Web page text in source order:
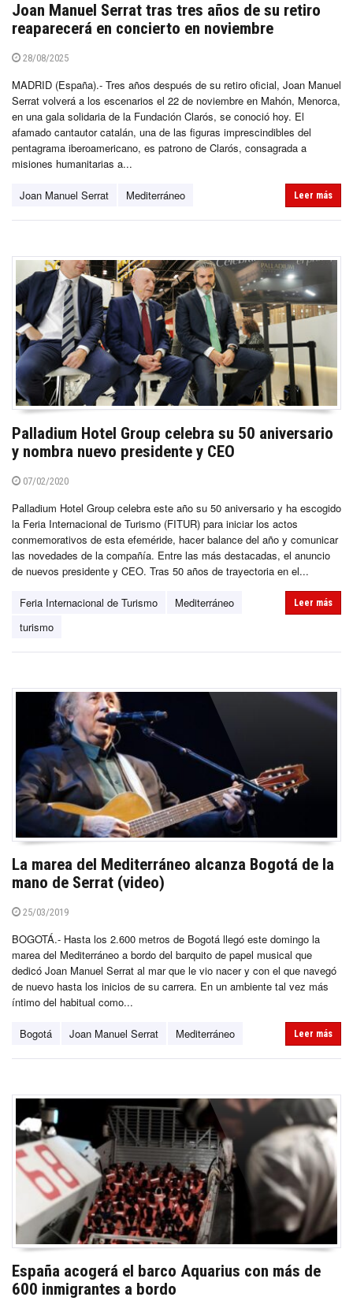
Joan Manuel Serrat tras tres años de su retiro
reaparecerá en concierto en noviembre
28/08/2025
MADRID (España).- Tres años después de su retiro oficial, Joan Manuel
Serrat volverá a los escenarios el 22 de noviembre en Mahón, Menorca,
en una gala solidaria de la Fundación Clarós, se conoció hoy. El
afamado cantautor catalán, una de las figuras imprescindibles del
pentagrama iberoamericano, es patrono de Clarós, consagrada a
misiones humanitarias a...
Joan Manuel Serrat Mediterráneo Leer más
Palladium Hotel Group celebra su 50 aniversario
y nombra nuevo presidente y CEO
07/02/2020
Palladium Hotel Group celebra este año su 50 aniversario y ha escogido
la Feria Internacional de Turismo (FITUR) para iniciar los actos
conmemorativos de esta efeméride, hacer balance del año y comunicar
las novedades de la compañía. Entre las más destacadas, el anuncio
de nuevos presidente y CEO. Tras 50 años de trayectoria en el...
Feria Internacional de Turismo
Mediterráneo
turismo
Leer más
La marea del Mediterráneo alcanza Bogotá de la
mano de Serrat (video)
25/03/2019
BOGOTÁ.- Hasta los 2.600 metros de Bogotá llegó este domingo la
marea del Mediterráneo a bordo del barquito de papel musical que
dedicó Joan Manuel Serrat al mar que le vio nacer y con el que navegó
de nuevo hasta los inicios de su carrera. En un ambiente tal vez más
íntimo del habitual como...
Bogotá Joan Manuel Serrat Mediterráneo Leer más
España acogerá el barco Aquarius con más de
600 inmigrantes a bordo